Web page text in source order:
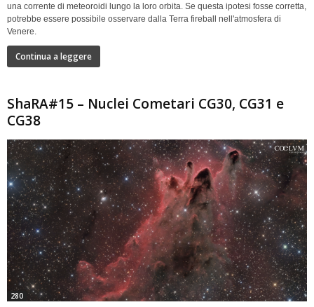
una corrente di meteoroidi lungo la loro orbita. Se questa ipotesi fosse corretta,
potrebbe essere possibile osservare dalla Terra fireball nell'atmosfera di
Venere.
Continua a leggere
ShaRA#15 – Nuclei Cometari CG30, CG31 e
CG38
280